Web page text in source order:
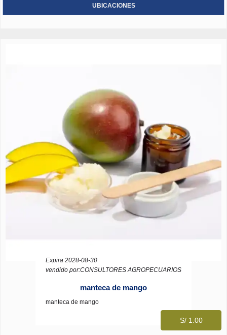
UBICACIONES
Expira 2028-08-30
vendido por:CONSULTORES AGROPECUARIOS
manteca de mango
manteca de mango
S/ 1.00